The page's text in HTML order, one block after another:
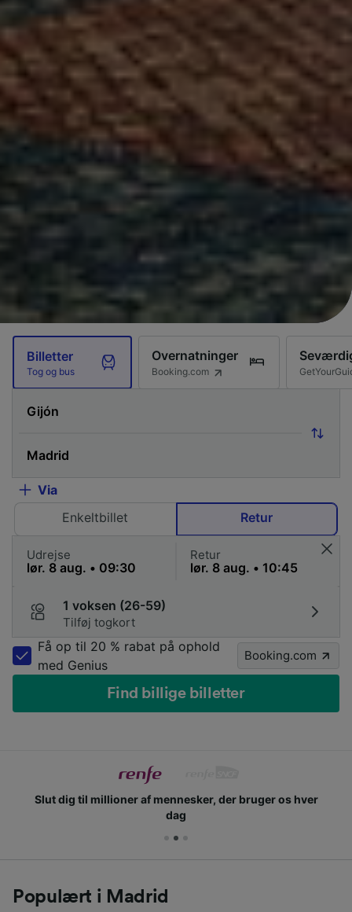
Billetter
Tog og bus
Overnatninger
Booking.com
Via
Enkeltbillet
Retur
Udrejse Retur
1 voksen (26-59)
Tilføj togkort
Få op til 20 % rabat på ophold
med Genius
Booking.com
Find billige billetter
Slut dig til millioner af mennesker, der bruger os hver
dag
Populært i Madrid